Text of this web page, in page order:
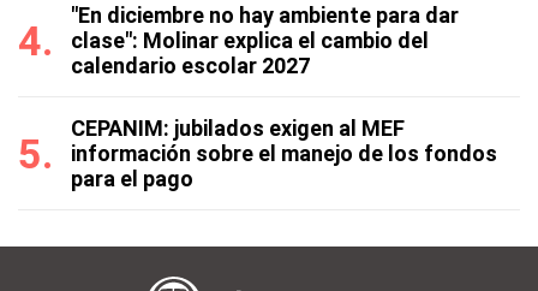
"En diciembre no hay ambiente para dar
clase": Molinar explica el cambio del
calendario escolar 2027
CEPANIM: jubilados exigen al MEF
información sobre el manejo de los fondos
para el pago